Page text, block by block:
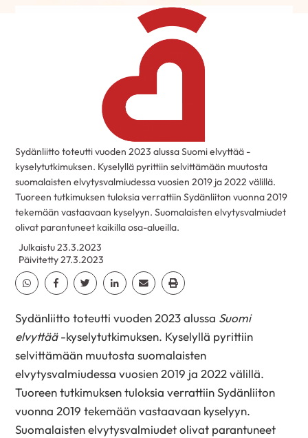
Julkaistu 23.3.2023
Päivitetty 27.3.2023
Jaa Whatsapp
Jaa Facebook
Jaa TwitterJaa Linkedin
Jaa EmailJaa Print
Sydänliitto toteutti vuoden 2023 alussa Suomi elvyttää -
kyselytutkimuksen. Kyselyllä pyrittiin selvittämään muutosta
suomalaisten elvytysvalmiudessa vuosien 2019 ja 2022 välillä.
Tuoreen tutkimuksen tuloksia verrattiin Sydänliiton vuonna 2019
tekemään vastaavaan kyselyyn. Suomalaisten elvytysvalmiudet
olivat parantuneet kaikilla osa-alueilla.
Sydänliitto toteutti vuoden 2023 alussa Suomi
elvyttää-kyselytutkimuksen. Kyselyllä pyrittiin
selvittämään muutosta suomalaisten
elvytysvalmiudessa vuosien 2019 ja 2022 välillä.
Tuoreen tutkimuksen tuloksia verrattiin Sydänliiton
vuonna 2019 tekemään vastaavaan kyselyyn.
Suomalaisten elvytysvalmiudet olivat parantuneet